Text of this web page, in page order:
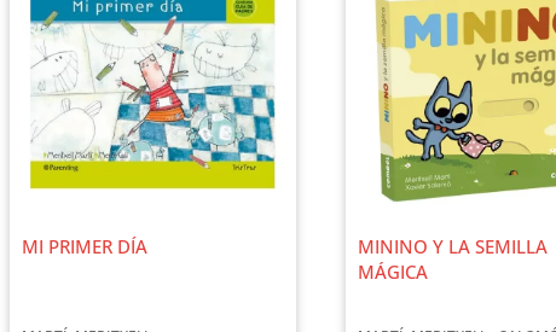
MI PRIMER DÍA
MININO Y LA SEMILLA
MÁGICA